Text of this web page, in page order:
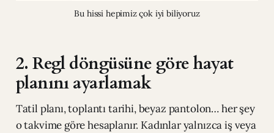
Bu hissi hepimiz çok iyi biliyoruz
2. Regl döngüsüne göre hayat
planını ayarlamak
Tatil planı, toplantı tarihi, beyaz pantolon… her şey
o takvime göre hesaplanır. Kadınlar yalnızca iş veya